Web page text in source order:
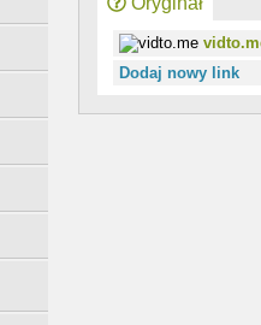
Dodaj nowy link